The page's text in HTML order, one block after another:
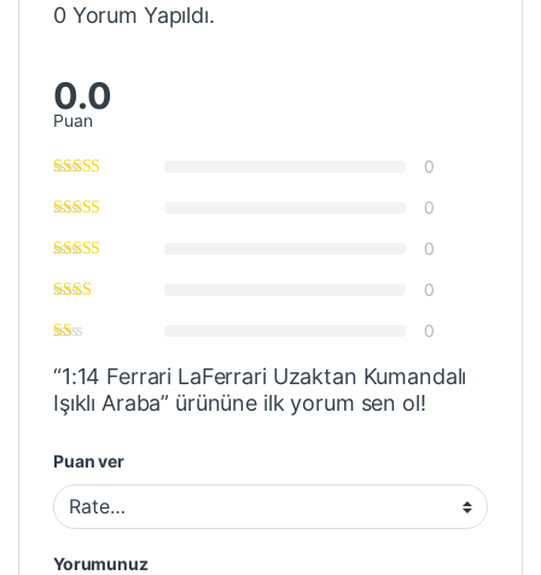
0 Yorum Yapıldı.
0.0
Puan
0
0
0
0
0
“1:14 Ferrari LaFerrari Uzaktan Kumandalı
Işıklı Araba” ürününe ilk yorum sen ol!
Puan ver
Yorumunuz